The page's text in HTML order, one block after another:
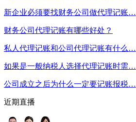
新企业必须要找财务公司做代理记账…
财务公司代理记账有哪些好处？
私人代理记账和公司代理记账有什么…
如果是一般纳税人选择代理记账时需…
公司成立之后为什么一定要记账报税…
近期直播